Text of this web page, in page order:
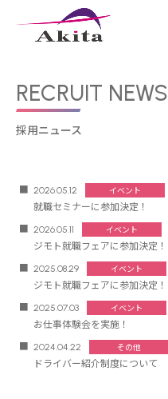
RECRUIT NEWS
採用ニュース
2026.05.12 イベント
就職セミナーに参加決定！
2026.05.11 イベント
ジモト就職フェアに参加決定！
2025.08.29 イベント
ジモト就職フェアに参加決定！
2025.07.03 イベント
お仕事体験会を実施！
2024.04.22 その他
ドライバー紹介制度について